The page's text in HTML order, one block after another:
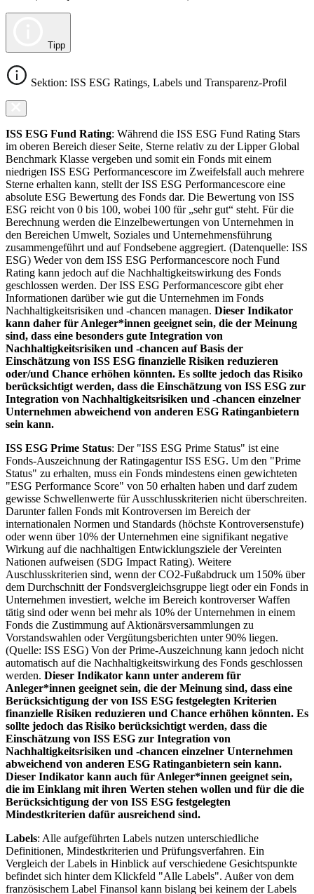
Tipp
Sektion: ISS ESG Ratings, Labels und Transparenz-Profil
ISS ESG Fund Rating: Während die ISS ESG Fund Rating Stars
im oberen Bereich dieser Seite, Sterne relativ zu der Lipper Global
Benchmark Klasse vergeben und somit ein Fonds mit einem
niedrigen ISS ESG Performancescore im Zweifelsfall auch mehrere
Sterne erhalten kann, stellt der ISS ESG Performancescore eine
absolute ESG Bewertung des Fonds dar. Die Bewertung von ISS
ESG reicht von 0 bis 100, wobei 100 für „sehr gut“ steht. Für die
Berechnung werden die Einzelbewertungen von Unternehmen in
den Bereichen Umwelt, Soziales und Unternehmensführung
zusammengeführt und auf Fondsebene aggregiert. (Datenquelle: ISS
ESG) Weder von dem ISS ESG Performancescore noch Fund
Rating kann jedoch auf die Nachhaltigkeitswirkung des Fonds
geschlossen werden. Der ISS ESG Performancescore gibt eher
Informationen darüber wie gut die Unternehmen im Fonds
Nachhaltigkeitsrisiken und -chancen managen. Dieser Indikator
kann daher für Anleger*innen geeignet sein, die der Meinung
sind, dass eine besonders gute Integration von
Nachhaltigkeitsrisiken und -chancen auf Basis der
Einschätzung von ISS ESG finanzielle Risiken reduzieren
oder/und Chance erhöhen könnten. Es sollte jedoch das Risiko
berücksichtigt werden, dass die Einschätzung von ISS ESG zur
Integration von Nachhaltigkeitsrisiken und -chancen einzelner
Unternehmen abweichend von anderen ESG Ratinganbietern
sein kann.
ISS ESG Prime Status: Der "ISS ESG Prime Status" ist eine
Fonds-Auszeichnung der Ratingagentur ISS ESG. Um den "Prime
Status" zu erhalten, muss ein Fonds mindestens einen gewichteten
"ESG Performance Score" von 50 erhalten haben und darf zudem
gewisse Schwellenwerte für Ausschlusskriterien nicht überschreiten.
Darunter fallen Fonds mit Kontroversen im Bereich der
internationalen Normen und Standards (höchste Kontroversenstufe)
oder wenn über 10% der Unternehmen eine signifikant negative
Wirkung auf die nachhaltigen Entwicklungsziele der Vereinten
Nationen aufweisen (SDG Impact Rating). Weitere
Auschlusskriterien sind, wenn der CO2-Fußabdruck um 150% über
dem Durchschnitt der Fondsvergleichsgruppe liegt oder ein Fonds in
Unternehmen investiert, welche im Bereich kontroverser Waffen
tätig sind oder wenn bei mehr als 10% der Unternehmen in einem
Fonds die Zustimmung auf Aktionärsversammlungen zu
Vorstandswahlen oder Vergütungsberichten unter 90% liegen.
(Quelle: ISS ESG) Von der Prime-Auszeichnung kann jedoch nicht
automatisch auf die Nachhaltigkeitswirkung des Fonds geschlossen
werden. Dieser Indikator kann unter anderem für
Anleger*innen geeignet sein, die der Meinung sind, dass eine
Berücksichtigung der von ISS ESG festgelegten Kriterien
finanzielle Risiken reduzieren und Chance erhöhen könnten. Es
sollte jedoch das Risiko berücksichtigt werden, dass die
Einschätzung von ISS ESG zur Integration von
Nachhaltigkeitsrisiken und -chancen einzelner Unternehmen
abweichend von anderen ESG Ratinganbietern sein kann.
Dieser Indikator kann auch für Anleger*innen geeignet sein,
die im Einklang mit ihren Werten stehen wollen und für die die
Berücksichtigung der von ISS ESG festgelegten
Mindestkriterien dafür ausreichend sind.
Labels: Alle aufgeführten Labels nutzen unterschiedliche
Definitionen, Mindestkriterien und Prüfungsverfahren. Ein
Vergleich der Labels in Hinblick auf verschiedene Gesichtspunkte
befindet sich hinter dem Klickfeld "Alle Labels". Außer von dem
französischem Label Finansol kann bislang bei keinem der Labels